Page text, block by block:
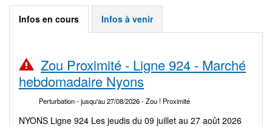
Infos en cours Infos à venir
Zou Proximité - Ligne 924 - Marché
hebdomadaire Nyons
Perturbation- jusqu'au 27/08/2026- Zou ! Proximité
NYONS Ligne 924 Les jeudis du 09 juillet au 27 août 2026